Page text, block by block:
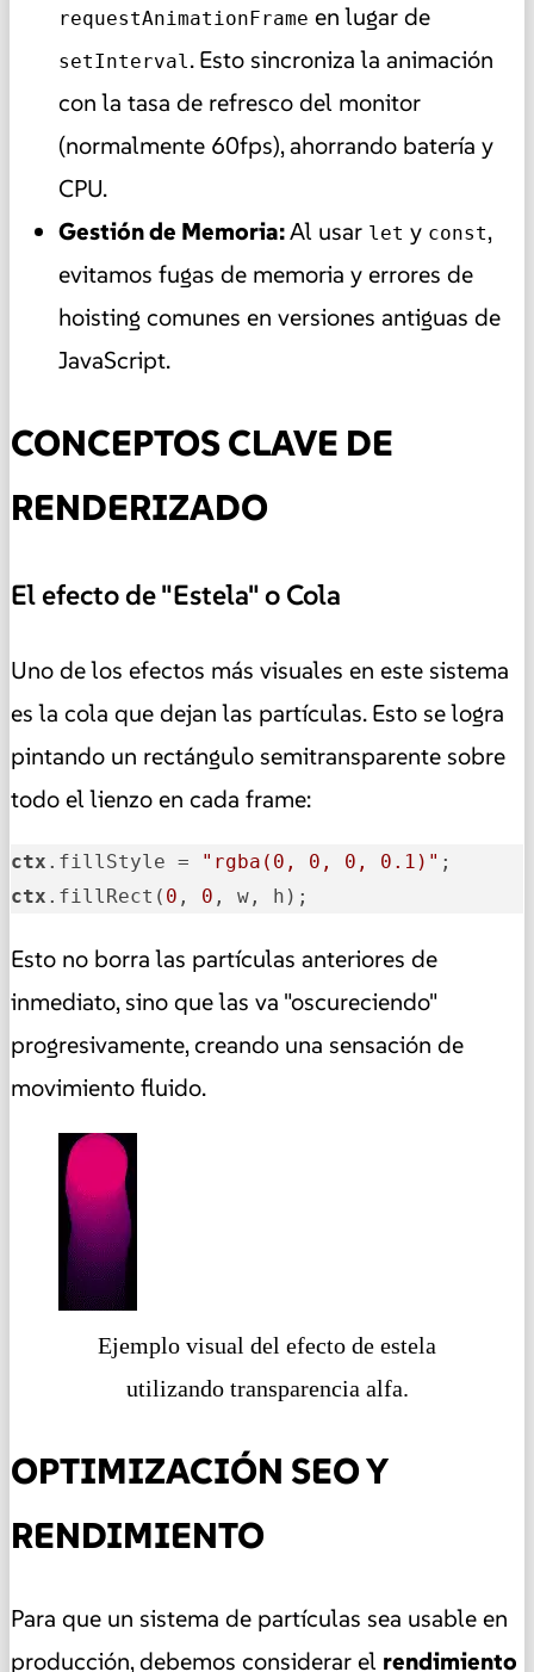
requestAnimationFrame en lugar de
setInterval. Esto sincroniza la animación
con la tasa de refresco del monitor
(normalmente 60fps), ahorrando batería y
CPU.
Gestión de Memoria:Al usar let y const,
evitamos fugas de memoria y errores de
hoisting comunes en versiones antiguas de
JavaScript.
CONCEPTOS CLAVE DE
RENDERIZADO
El efecto de "Estela" o Cola
Uno de los efectos más visuales en este sistema
es la cola que dejan las partículas. Esto se logra
pintando un rectángulo semitransparente sobre
todo el lienzo en cada frame:
ctx .fillStyle = "rgba(0, 0, 0, 0.1)"
ctx .fillRect( 0 , 0 , w, h);
Esto no borra las partículas anteriores de
inmediato, sino que las va "oscureciendo"
progresivamente, creando una sensación de
movimiento fluido.
Ejemplo visual del efecto de estela
utilizando transparencia alfa.
OPTIMIZACIÓN SEO Y
RENDIMIENTO
Para que un sistema de partículas sea usable en
producción, debemos considerar el rendimiento